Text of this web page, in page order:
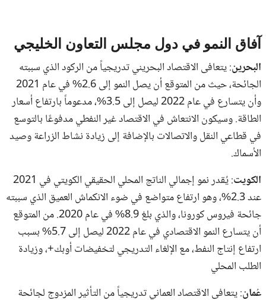
آفاق النمو في دول مجلس التعاون الخليجي
البحرين: يتعافى الاقتصاد البحريني تدريجياً من الركود الذي سببته
الجائحة، حيث من المتوقع أن يصل النمو إلى 2.6% في عام 2021
وأن يتسارع في عام 2022 ليصل إلى 3.5%، مدعوماً بارتفاع أسعار
الطاقة. وسيكون الانتعاش في الاقتصاد غير النفطي مدفوعًا بالتوسع
في قطاعي النقل والاتصالات بالإضافة إلى زيادة نشاط الزراعة وصيد
الأسماك.
الكويت
: يُقدر نمو إجمالي الناتج المحلي الحقيقي الكويتي في 2021
عند 2.3%، وهو ارتفاع متواضع في ضوء الانكماش العميق الذي سببته
جائحة فيروس كورونا، والذي بلغ 8.9% في عام 2020. من المتوقع
أن يتسارع النمو الاقتصادي في عام 2022 ليصل إلى 5.7% بسبب
ارتفاع إنتاج النفط، مع الإلغاء التدريجي لتخفيضات أوبك+، وزيادة
الطلب المحلي
عُمان: يتعافى الاقتصاد العماني تدريجياً من التأثير المزدوج لجائحة